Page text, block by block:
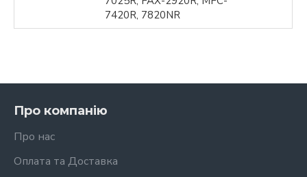
7420R, 7820NR
Про компанію
Про нас
Оплата та Доставка